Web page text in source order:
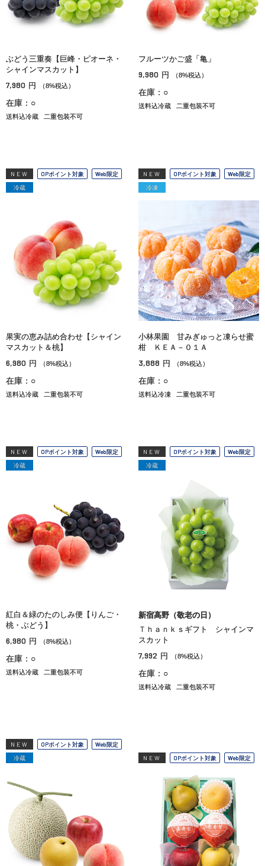
ぶどう三重奏【巨峰・ピオーネ・
シャインマスカット】
7,980 円 （8%税込）
在庫：○
送料込冷蔵 二重包装不可
フルーツかご盛「亀」
9,980 円 （8%税込）
在庫：○
送料込冷蔵 二重包装不可
NEW OPポイント対象
Web限定
冷蔵
果実の恵み詰め合わせ【シャイン
マスカット＆桃】
6,980 円 （8%税込）
在庫：○
送料込冷蔵 二重包装不可
NEW OPポイント対象
Web限定
冷凍
小林果園 甘みぎゅっと凍らせ蜜
柑 ＫＥＡ－０１Ａ
3,888 円 （8%税込）
在庫：○
送料込冷凍 二重包装不可
NEW OPポイント対象
Web限定
冷蔵
紅白＆緑のたのしみ便【りんご・
桃・ぶどう】
6,980 円 （8%税込）
在庫：○
送料込冷蔵 二重包装不可
NEW OPポイント対象
Web限定
冷蔵
新宿高野（敬老の日）
Ｔｈａｎｋｓギフト シャインマ
スカット
7,992 円 （8%税込）
在庫：○
送料込冷蔵 二重包装不可
NEW OPポイント対象
Web限定
冷蔵
NEW OPポイント対象 Web限定